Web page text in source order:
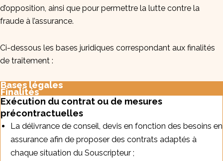
d’opposition, ainsi que pour permettre la lutte contre la
fraude à l’assurance.
Ci-dessous les bases juridiques correspondant aux finalités
de traitement :
Bases légales
Finalités
Exécution du contrat ou de mesures
précontractuelles
La délivrance de conseil, devis en fonction des besoins en
assurance afin de proposer des contrats adaptés à
chaque situation du Souscripteur ;